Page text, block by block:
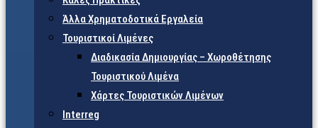
Άλλα Χρηματοδοτικά Εργαλεία
Τουριστικοί Λιμένες
Διαδικασία Δημιουργίας – Χωροθέτησης
Τουριστικού Λιμένα
Χάρτες Τουριστικών Λιμένων
Interreg